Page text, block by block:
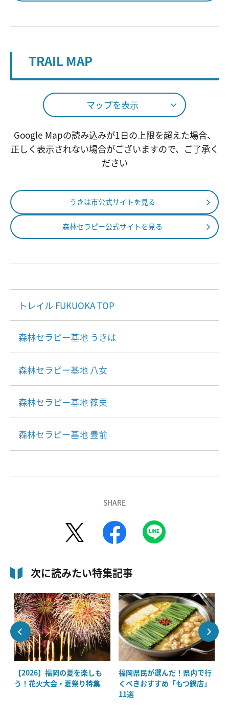
TRAIL MAP
マップを表示
Google Mapの読み込みが1日の上限を超えた場合、
正しく表示されない場合がございますので、ご了承く
ださい
うきは市公式サイトを見る
森林セラピー公式サイトを見る
トレイル FUKUOKA TOP
森林セラピー基地 うきは
森林セラピー基地 八女
森林セラピー基地 篠栗
森林セラピー基地 豊前
SHARE
次に読みたい特集記事
【2026】福岡の夏を楽しも
う！花火大会・夏祭り特集
福岡県民が選んだ！県内で行
くべきおすすめ「もつ鍋店」
11選